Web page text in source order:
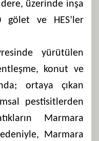
üzerinde inşa
ve HES’ler
yürütülen
konut ve
ortaya çıkan
pestisitlerden
Marmara
Marmara